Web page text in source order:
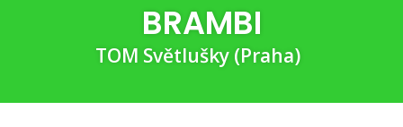
BRAMBI
TOM Světlušky (Praha)